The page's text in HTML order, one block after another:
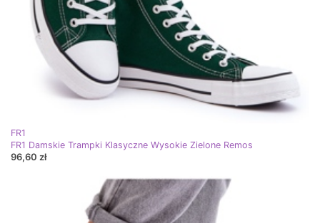
FR1
FR1 Damskie Trampki Klasyczne Wysokie Zielone Remos
96,60 zł